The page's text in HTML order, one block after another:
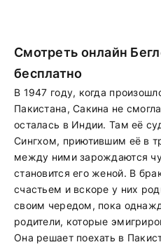
Смотреть онлайн
бесплатно
В 1947 году, когда
Пакистана, Сакина не
осталась в Индии. Там её
Сингхом, приютившим её в
между ними зарождаются
становится его женой. В
счастьем и вскоре у них
своим чередом, пока
родители, которые
Она решает поехать в